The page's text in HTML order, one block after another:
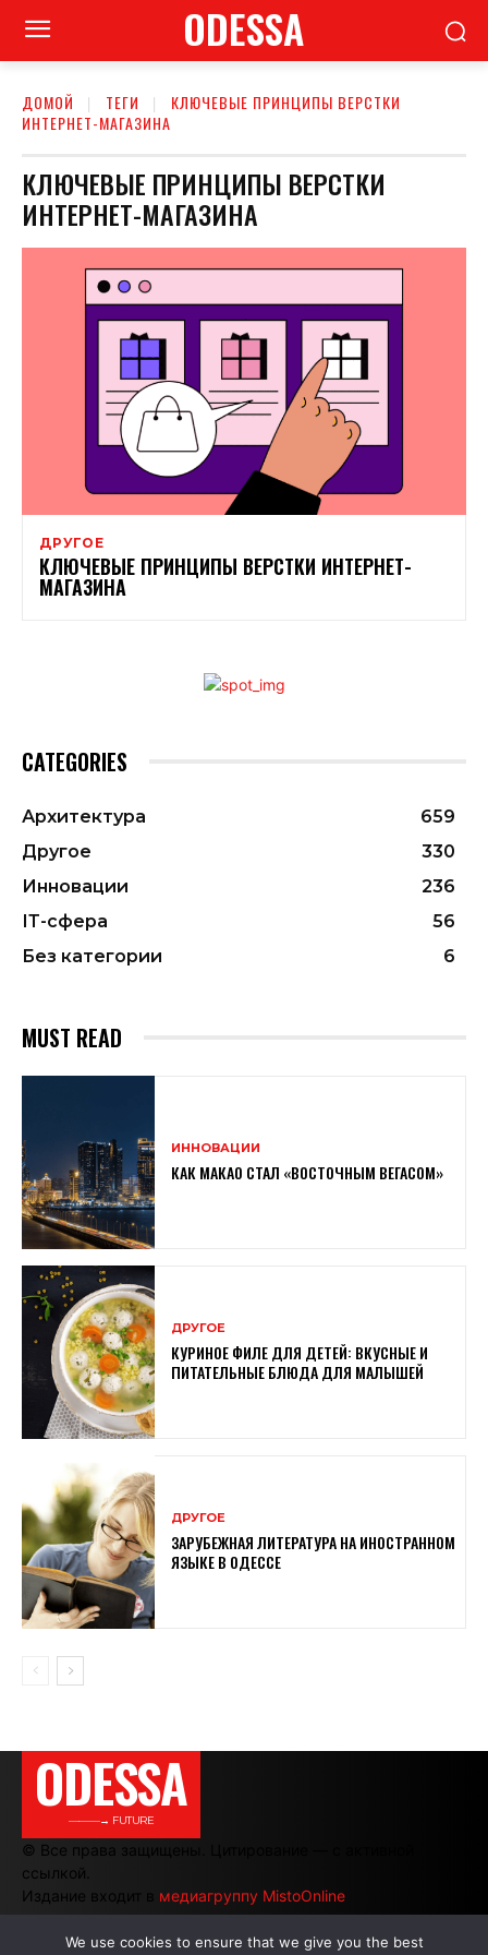
ODESSA
ДОМОЙ ТЕГИ
КЛЮЧЕВЫЕ ПРИНЦИПЫ ВЕРСТКИ
ИНТЕРНЕТ-МАГАЗИНА
КЛЮЧЕВЫЕ ПРИНЦИПЫ ВЕРСТКИ
ИНТЕРНЕТ-МАГАЗИНА
ДРУГОЕ
КЛЮЧЕВЫЕ ПРИНЦИПЫ ВЕРСТКИ ИНТЕРНЕТ-
МАГАЗИНА
CATEGORIES
Архитектура
659
Другое
330
Инновации
236
ІТ-сфера
56
Без категории
6
MUST READ
ИННОВАЦИИ
КАК МАКАО СТАЛ «ВОСТОЧНЫМ ВЕГАСОМ»
ДРУГОЕ
КУРИНОЕ ФИЛЕ ДЛЯ ДЕТЕЙ: ВКУСНЫЕ И
ПИТАТЕЛЬНЫЕ БЛЮДА ДЛЯ МАЛЫШЕЙ
ДРУГОЕ
ЗАРУБЕЖНАЯ ЛИТЕРАТУРА НА ИНОСТРАННОМ
ЯЗЫКЕ В ОДЕССЕ
ODESSA
———→ FUTURE
© Все права защищены. Цитирование — с активной
ссылкой.
Издание входит в медиагруппу MistoOnline
We use cookies to ensure that we give you the best